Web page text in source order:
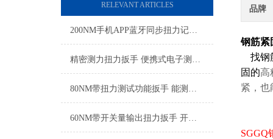
RELEVANT ARTICLES
200NM手机APP蓝牙同步扭力记录扳手 实时蓝牙无线监测扭力扳手厂家
精密测力扭力扳手 便携式电子测力扳手 工厂装配电子扭矩扳手厂家
80NM带扭力测试功能扳手 能测试扭力的扳手 可实测扭力扳手厂家
60NM带开关量输出扭力扳手 开关量扭力扳手实现拧紧信号反馈
品牌
钢筋紧
找钢
固的高
紧，也
SGGQ